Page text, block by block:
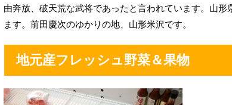
由奔放、破天荒な武将であったと言われています。山
ます。前田慶次のゆかりの地、山形米沢です。
地元産フレッシュ野菜＆果物